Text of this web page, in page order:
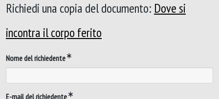
Richiedi una copia del documento: Dove si
incontra il corpo ferito
Nome del richiedente
E-mail del richiedente